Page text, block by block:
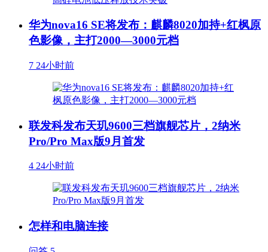
华为nova16 SE将发布：麒麟8020加持+红枫原
色影像，主打2000—3000元档
7 24小时前
联发科发布天玑9600三档旗舰芯片，2纳米
Pro/Pro Max版9月首发
4 24小时前
怎样和电脑连接